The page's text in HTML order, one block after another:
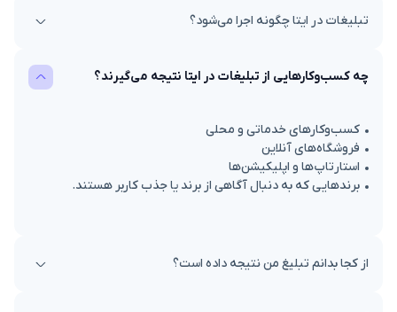
تبلیغات در ایتا چگونه اجرا می‌شود؟
گروه‌هایی که انتخاب می‌کنید منتشر می‌شود. پس از ثبت
کیفیت انتشار حفظ شود.
چه کسب‌وکارهایی از تبلیغات در ایتا نتیجه می‌گیرند؟
کسب‌وکارهای خدماتی و محلی
فروشگاه‌های آنلاین
استارتاپ‌ها و اپلیکیشن‌ها
برندهایی که به دنبال آگاهی از برند یا جذب کاربر هستند.
از کجا بدانم تبلیغ من نتیجه داده است؟